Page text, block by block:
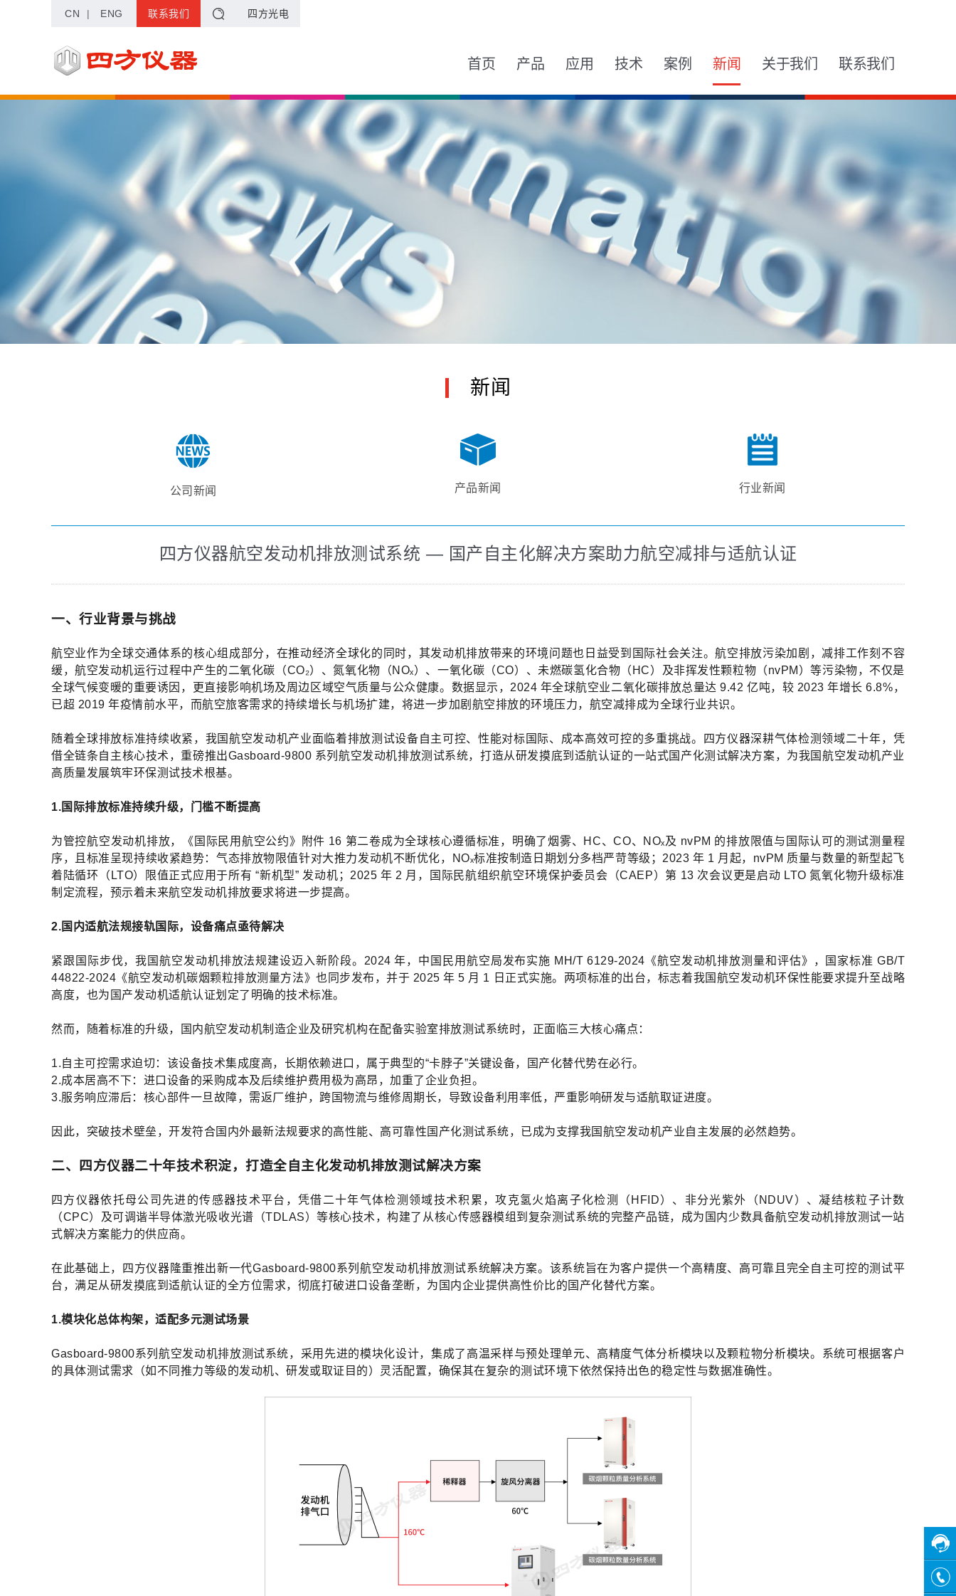
CN | ENG 联系我们 四方光电
首页 产品 应用 技术 案例 新闻 关于我们 联系我们
新闻
公司新闻 产品新闻 行业新闻
四方仪器航空发动机排放测试系统 — 国产自主化解决方案助力航空减排与适航认证
一、行业背景与挑战
航空业作为全球交通体系的核心组成部分，在推动经济全球化的同时，其发动机排放带来的环境问题也日益受到国际社会关注。航空排放污染加剧，减排工作刻不容
缓，航空发动机运行过程中产生的二氧化碳（CO₂）、氮氧化物（NOₓ）、一氧化碳（CO）、未燃碳氢化合物（HC）及非挥发性颗粒物（nvPM）等污染物，不仅是
全球气候变暖的重要诱因，更直接影响机场及周边区域空气质量与公众健康。数据显示，2024 年全球航空业二氧化碳排放总量达 9.42 亿吨，较 2023 年增长 6.8%，
已超 2019 年疫情前水平，而航空旅客需求的持续增长与机场扩建，将进一步加剧航空排放的环境压力，航空减排成为全球行业共识。
随着全球排放标准持续收紧，我国航空发动机产业面临着排放测试设备自主可控、性能对标国际、成本高效可控的多重挑战。四方仪器深耕气体检测领域二十年，凭
借全链条自主核心技术，重磅推出Gasboard-9800 系列航空发动机排放测试系统，打造从研发摸底到适航认证的一站式国产化测试解决方案，为我国航空发动机产业
高质量发展筑牢环保测试技术根基。
1.国际排放标准持续升级，门槛不断提高
为管控航空发动机排放，《国际民用航空公约》附件 16 第二卷成为全球核心遵循标准，明确了烟雾、HC、CO、NOₓ及 nvPM 的排放限值与国际认可的测试测量程
序，且标准呈现持续收紧趋势：气态排放物限值针对大推力发动机不断优化，NOₓ标准按制造日期划分多档严苛等级；2023 年 1 月起，nvPM 质量与数量的新型起飞
着陆循环（LTO）限值正式应用于所有 “新机型” 发动机；2025 年 2 月，国际民航组织航空环境保护委员会（CAEP）第 13 次会议更是启动 LTO 氮氧化物升级标准
制定流程，预示着未来航空发动机排放要求将进一步提高。
2.国内适航法规接轨国际，设备痛点亟待解决
紧跟国际步伐，我国航空发动机排放法规建设迈入新阶段。2024 年，中国民用航空局发布实施 MH/T 6129-2024《航空发动机排放测量和评估》，国家标准 GB/T
44822-2024《航空发动机碳烟颗粒排放测量方法》也同步发布，并于 2025 年 5 月 1 日正式实施。两项标准的出台，标志着我国航空发动机环保性能要求提升至战略
高度，也为国产发动机适航认证划定了明确的技术标准。
然而，随着标准的升级，国内航空发动机制造企业及研究机构在配备实验室排放测试系统时，正面临三大核心痛点：
1.自主可控需求迫切：该设备技术集成度高，长期依赖进口，属于典型的“卡脖子”关键设备，国产化替代势在必行。
2.成本居高不下：进口设备的采购成本及后续维护费用极为高昂，加重了企业负担。
3.服务响应滞后：核心部件一旦故障，需返厂维护，跨国物流与维修周期长，导致设备利用率低，严重影响研发与适航取证进度。
因此，突破技术壁垒，开发符合国内外最新法规要求的高性能、高可靠性国产化测试系统，已成为支撑我国航空发动机产业自主发展的必然趋势。
二、四方仪器二十年技术积淀，打造全自主化发动机排放测试解决方案
四方仪器依托母公司先进的传感器技术平台，凭借二十年气体检测领域技术积累，攻克氢火焰离子化检测（HFID）、非分光紫外（NDUV）、凝结核粒子计数
（CPC）及可调谐半导体激光吸收光谱（TDLAS）等核心技术，构建了从核心传感器模组到复杂测试系统的完整产品链，成为国内少数具备航空发动机排放测试一站
式解决方案能力的供应商。
在此基础上，四方仪器隆重推出新一代Gasboard-9800系列航空发动机排放测试系统解决方案。该系统旨在为客户提供一个高精度、高可靠且完全自主可控的测试平
台，满足从研发摸底到适航认证的全方位需求，彻底打破进口设备垄断，为国内企业提供高性价比的国产化替代方案。
1.模块化总体构架，适配多元测试场景
Gasboard-9800系列航空发动机排放测试系统，采用先进的模块化设计，集成了高温采样与预处理单元、高精度气体分析模块以及颗粒物分析模块。系统可根据客户
的具体测试需求（如不同推力等级的发动机、研发或取证目的）灵活配置，确保其在复杂的测试环境下依然保持出色的稳定性与数据准确性。
在线
客服